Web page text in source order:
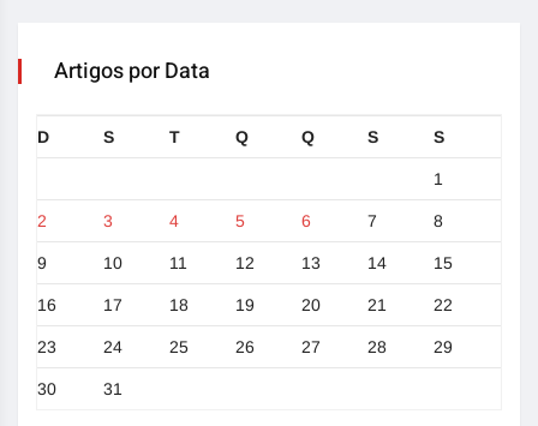
Artigos por Data
D S T Q Q S S
1
2 3 4 5 6 7 8
9 10 11 12 13 14 15
16 17 18 19 20 21 22
23 24 25 26 27 28 29
30 31